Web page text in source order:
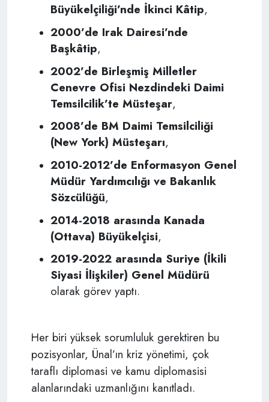
Büyükelçiliği’nde İkinci Kâtip,
2000’de Irak Dairesi’nde
Başkâtip,
2002’de Birleşmiş Milletler
Cenevre Ofisi Nezdindeki Daimi
Temsilcilik’te Müsteşar,
2008’de BM Daimi Temsilciliği
(New York) Müsteşarı,
2010-2012’de Enformasyon Genel
Müdür Yardımcılığı ve Bakanlık
Sözcülüğü,
2014-2018 arasında Kanada
(Ottava) Büyükelçisi,
2019-2022 arasında Suriye (İkili
Siyasi İlişkiler) Genel Müdürü
olarak görev yaptı.
Her biri yüksek sorumluluk gerektiren bu
pozisyonlar, Ünal’ın kriz yönetimi, çok
taraflı diplomasi ve kamu diplomasisi
alanlarındaki uzmanlığını kanıtladı.